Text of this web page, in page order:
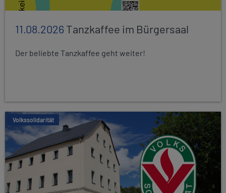
11.08.2026Tanzkaffee im Bürgersaal
Der beliebte Tanzkaffee geht weiter!
Volkssolidarität